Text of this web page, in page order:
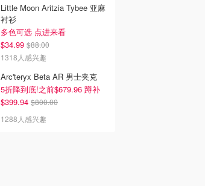
Little Moon Aritzia Tybee 亚麻
衬衫
多色可选 点进来看
$34.99 $88.00
1318人感兴趣
Arc'teryx Beta AR 男士夹克
5折降到底!之前$679.96 蹲补
$399.94 $800.00
1288人感兴趣